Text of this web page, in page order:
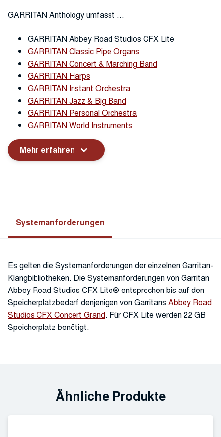
GARRITAN Anthology umfasst …
GARRITAN Abbey Road Studios CFX Lite
GARRITAN Classic Pipe Organs
GARRITAN Concert & Marching Band
GARRITAN Harps
GARRITAN Instant Orchestra
GARRITAN Jazz & Big Band
GARRITAN Personal Orchestra
GARRITAN World Instruments
Mehr erfahren
Systemanforderungen
Es gelten die Systemanforderungen der einzelnen Garritan-
Klangbibliotheken. Die Systemanforderungen von Garritan
Abbey Road Studios CFX Lite® entsprechen bis auf den
Speicherplatzbedarf denjenigen von Garritans Abbey Road
Studios CFX Concert Grand. Für CFX Lite werden 22 GB
Speicherplatz benötigt.
Ähnliche Produkte